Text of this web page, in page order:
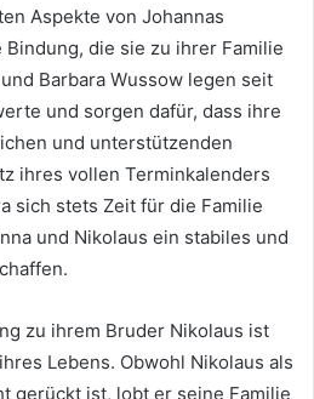
Aspekte von Johannas
die sie zu ihrer Familie
Barbara Wussow legen seit
und sorgen dafür, dass ihre
und unterstützenden
ihres vollen Terminkalenders
sich stets Zeit für die Familie
und Nikolaus ein stabiles und
zu ihrem Bruder Nikolaus ist
Lebens. Obwohl Nikolaus als
gerückt ist, lobt er seine Familie